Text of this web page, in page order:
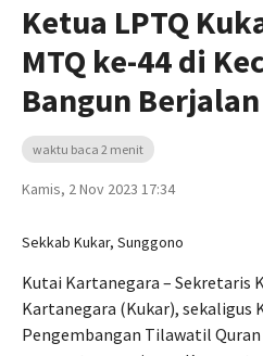
Ketua LPTQ
MTQ ke-44 di
Bangun
waktu baca 2 menit
Kamis, 2 Nov 2023 17:34
Sekkab Kukar, Sunggono
Kutai Kartanegara – Sekretaris
Kartanegara (Kukar), sekaligus
Pengembangan Tilawatil